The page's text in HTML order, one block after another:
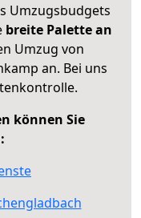
Umzugsbudgets
breite Palette an
Umzug von
an. Bei uns
können Sie